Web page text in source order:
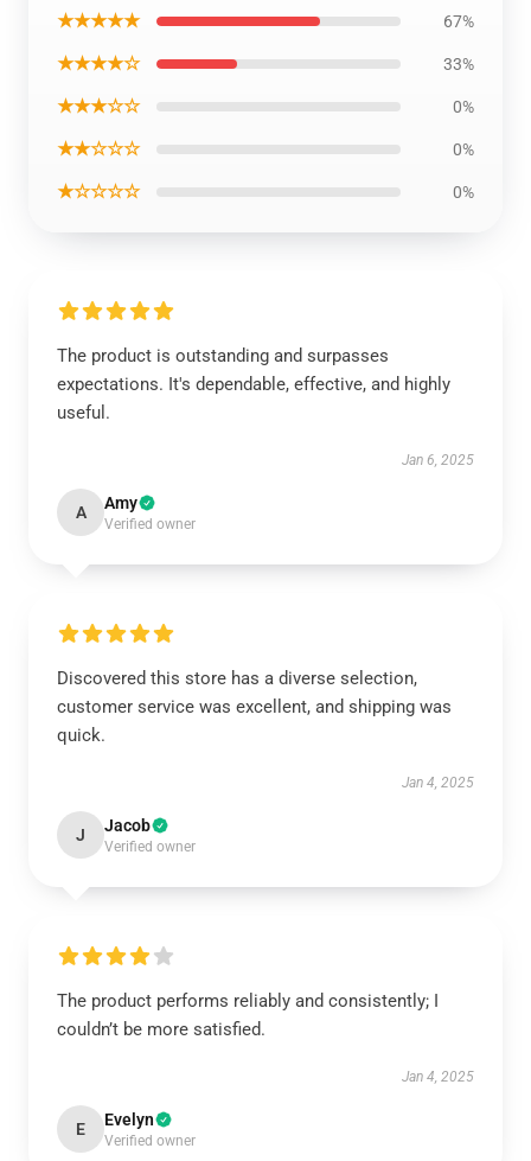
★★★★★ 67%
★★★★☆ 33%
★★★☆☆ 0%
★★☆☆☆ 0%
★☆☆☆☆ 0%
The product is outstanding and surpasses
expectations. It's dependable, effective, and highly
useful.
Jan 6, 2025
A Amy
Verified owner
Discovered this store has a diverse selection,
customer service was excellent, and shipping was
quick.
Jan 4, 2025
J Jacob
Verified owner
The product performs reliably and consistently; I
couldn’t be more satisfied.
Jan 4, 2025
E Evelyn
Verified owner